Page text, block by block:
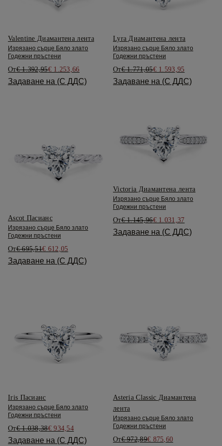
Valentine Диамантена лента
Изрязано сърце Бяло злато
Годежни пръстени
От€ 1.392,95€ 1.253,66
Задаване на (С ДДС)
Lyra Диамантена лента
Изрязано сърце Бяло злато
Годежни пръстени
От€ 1.771,05€ 1.593,95
Задаване на (С ДДС)
Ascot Пасианс
Изрязано сърце Бяло злато
Годежни пръстени
От€ 695,51€ 612,05
Задаване на (С ДДС)
Victoria Диамантена лента
Изрязано сърце Бяло злато
Годежни пръстени
От€ 1.145,96€ 1.031,37
Задаване на (С ДДС)
Iris Пасианс
Изрязано сърце Бяло злато
Годежни пръстени
От€ 1.038,38€ 934,54
Задаване на (С ДДС)
Asteria Classic Диамантена
лента
Изрязано сърце Бяло злато
Годежни пръстени
От€ 972,89€ 875,60